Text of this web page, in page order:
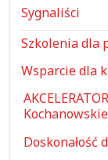
Sygnaliści
Szkolenia dla
Wsparcie dla
Doskonałość